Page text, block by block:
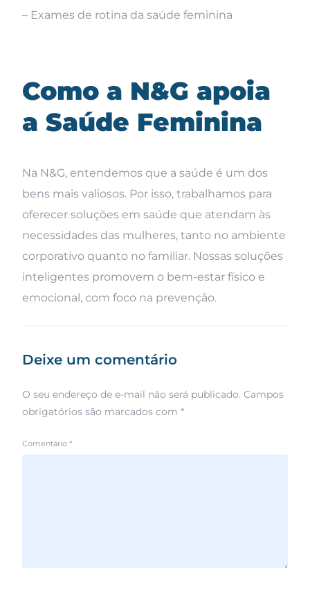
– Exames de rotina da saúde feminina
Como a N&G apoia
a Saúde Feminina
Na N&G, entendemos que a saúde é um dos
bens mais valiosos. Por isso, trabalhamos para
oferecer soluções em saúde que atendam às
necessidades das mulheres, tanto no ambiente
corporativo quanto no familiar. Nossas soluções
inteligentes promovem o bem-estar físico e
emocional, com foco na prevenção.
Deixe um comentário
O seu endereço de e-mail não será publicado. Campos
obrigatórios são marcados com*
Comentário*